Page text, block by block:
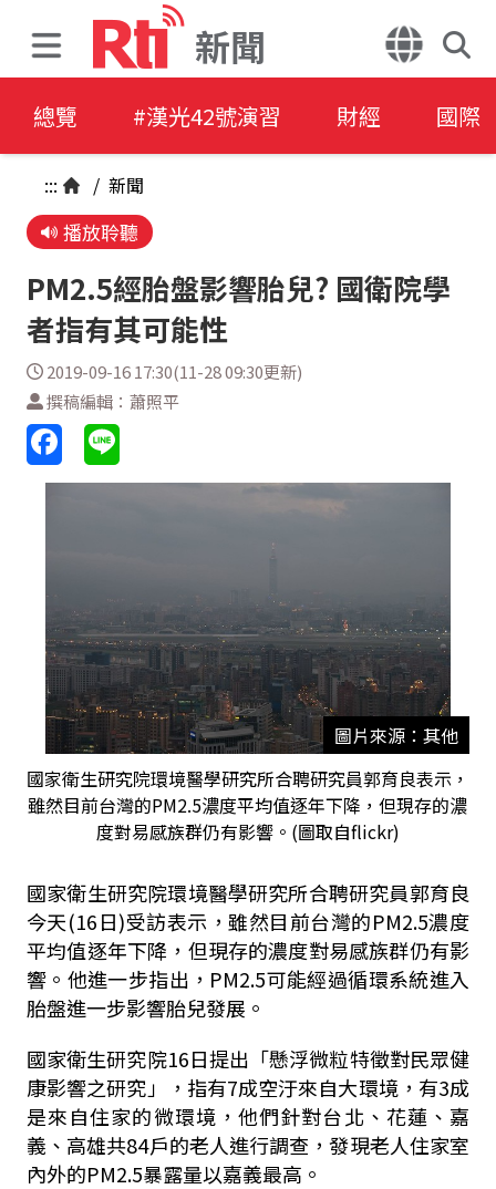
新聞
總覽 #漢光42號演習 財經 國際
::: / 新聞
播放聆聽
PM2.5經胎盤影響胎兒? 國衛院學
者指有其可能性
2019-09-16 17:30(11-28 09:30更新)
撰稿編輯：蕭照平
圖片來源：其他
國家衛生研究院環境醫學研究所合聘研究員郭育良表示，
雖然目前台灣的PM2.5濃度平均值逐年下降，但現存的濃
度對易感族群仍有影響。(圖取自flickr)
國家衛生研究院環境醫學研究所合聘研究員郭育良
今天(16日)受訪表示，雖然目前台灣的PM2.5濃度
平均值逐年下降，但現存的濃度對易感族群仍有影
響。他進一步指出，PM2.5可能經過循環系統進入
胎盤進一步影響胎兒發展。
國家衛生研究院16日提出「懸浮微粒特徵對民眾健
康影響之研究」，指有7成空汙來自大環境，有3成
是來自住家的微環境，他們針對台北、花蓮、嘉
義、高雄共84戶的老人進行調查，發現老人住家室
內外的PM2.5暴露量以嘉義最高。